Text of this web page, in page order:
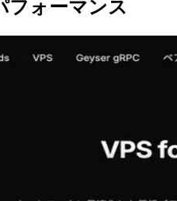
フォーマンス